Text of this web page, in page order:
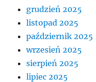
grudzień 2025
listopad 2025
październik 2025
wrzesień 2025
sierpień 2025
lipiec 2025